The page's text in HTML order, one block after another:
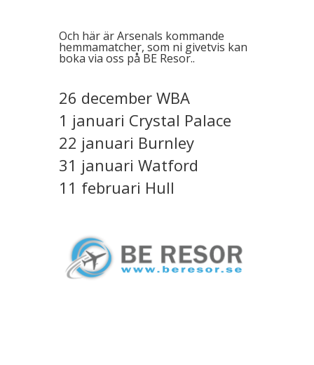
Och här ärArsenals kommande
hemmamatcher, som ni givetvis kan
boka via oss på BE Resor..
26 december WBA
1 januari Crystal Palace
22 januari Burnley
31 januari Watford
11 februari Hull